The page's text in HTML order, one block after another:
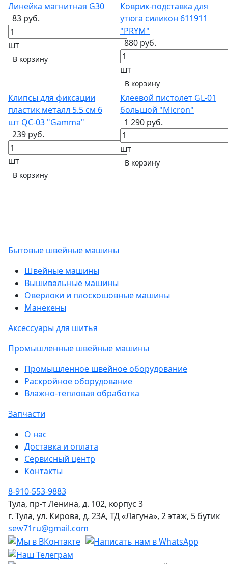
Линейка магнитная G30
83 руб.
шт
В корзину
Коврик-подставка для
утюга силикон 611911
"PRYM"
880 руб.
шт
В корзину
Клипсы для фиксации
пластик металл 5.5 см 6
шт QC-03 "Gamma"
239 руб.
шт
В корзину
Клеевой пистолет GL-01
большой "Micron"
1 290 руб.
шт
В корзину
Бытовые швейные машины
Швейные машины
Вышивальные машины
Оверлоки и плоскошовные машины
Манекены
Аксессуары для шитья
Промышленные швейные машины
Промышленное швейное оборудование
Раскройное оборудование
Влажно-тепловая обработка
Запчасти
О нас
Доставка и оплата
Сервисный центр
Контакты
8-910-553-9883
Тула, пр-т Ленина, д. 102, корпус 3
г. Тула, ул. Кирова, д. 23А, ТД «Лагуна», 2 этаж, 5 бутик
sew71ru@gmail.com